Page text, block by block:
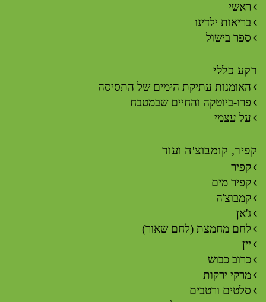
ראשי
בריאות ילדינו
ספר בישול
רקע כללי
האומנות עתיקת הימים של התסיסה
פרו-ביוטקה והחיים שבמטבח
על עצמי
קפיר, קומבוצ'ה ועוד
קפיר
קפיר מים
קמבוצ'ה
ג'אן
לחם מחמצת (לחם שאור)
יין
כרוב כבוש
מרקי ירקות
סלטים ורטבים